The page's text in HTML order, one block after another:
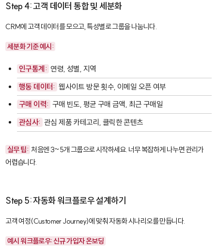
Step 4: 고객 데이터 통합 및 세분화
CRM에 고객 데이터를 모으고, 특성별로 그룹을 나눕니다.
세분화 기준 예시:
인구통계: 연령, 성별, 지역
행동 데이터: 웹사이트 방문 횟수, 이메일 오픈 여부
구매 이력: 구매 빈도, 평균 구매 금액, 최근 구매일
관심사: 관심 제품 카테고리, 클릭한 콘텐츠
실무 팁: 처음엔 3~5개 그룹으로 시작하세요. 너무 복잡하게 나누면 관리가
어렵습니다.
Step 5: 자동화 워크플로우 설계하기
고객 여정(Customer Journey)에 맞춰 자동화 시나리오를 만듭니다.
예시 워크플로우: 신규 가입자 온보딩